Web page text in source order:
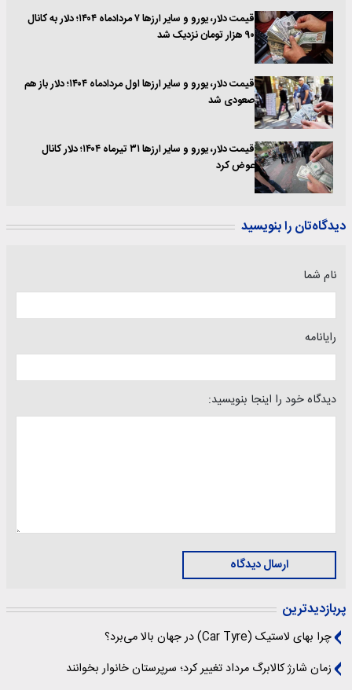
قیمت دلار، یورو و سایر ارزها ۷ مردادماه ۱۴۰۴؛ دلار به کانال
۹۰ هزار تومان نزدیک شد
قیمت دلار، یورو و سایر ارزها اول مردادماه ۱۴۰۴؛ دلار باز هم
صعودی شد
قیمت دلار، یورو و سایر ارزها ۳۱ تیرماه ۱۴۰۴؛ دلار کانال
عوض کرد
دیدگاه‌تان را بنویسید
نام شما
رایانامه
دیدگاه خود را اینجا بنویسید:
ارسال دیدگاه
پربازدیدترین
چرا بهای لاستیک (Car Tyre) در جهان بالا می‌برد؟
زمان شارژ کالابرگ مرداد تغییر کرد؛ سرپرستان خانوار بخوانند